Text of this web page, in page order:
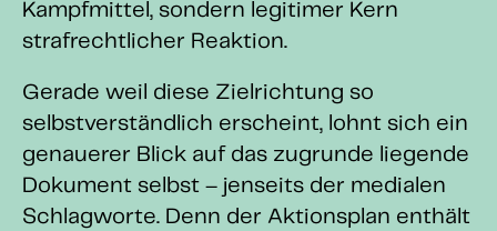
Kampfmittel, sondern legitimer Kern
strafrechtlicher Reaktion.
Gerade weil diese Zielrichtung so
selbstverständlich erscheint, lohnt sich ein
genauerer Blick auf das zugrunde liegende
Dokument selbst – jenseits der medialen
Schlagworte. Denn der Aktionsplan enthält